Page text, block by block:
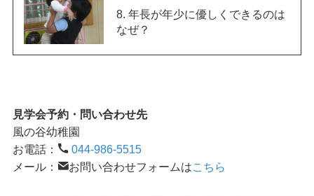
8. 年長が年少に優しくできるのは
なぜ？
見学会予約・問い合わせ先
風の谷幼稚園
お電話：
044-986-5515
メール：
お問い合わせフォームは こちら